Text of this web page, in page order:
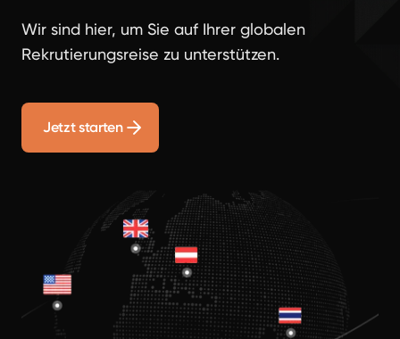
Wir sind hier, um Sie auf Ihrer globalen
Rekrutierungsreise zu unterstützen.
Jetzt starten